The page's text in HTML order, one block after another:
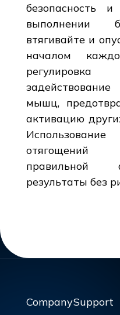
безопасность
выполнении
втягивайте и
началом
мышц,
активацию
отягощений
правильной
результаты без
CompanySupport